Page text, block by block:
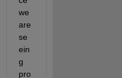
we
are
se
ein
g
pro